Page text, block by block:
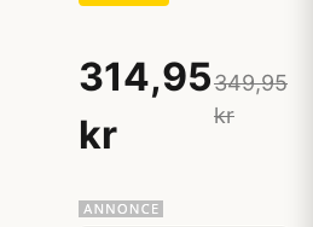
314,95
kr
349,95
kr